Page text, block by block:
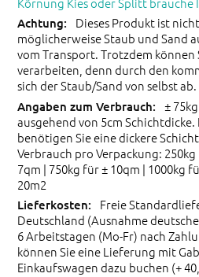
Dieses Produkt ist
möglicherweise Staub und Sand
vom Transport. Trotzdem können
verarbeiten, denn durch den
sich der Staub/Sand von selbst ab.
±
ausgehend von 5cm
benötigen Sie eine dickere
Verbrauch pro Verpackung:
7qm | 750kg für ± 10qm | 1000kg
20m2
Freie
Deutschland (Ausnahme
6 Arbeitstagen (Mo-Fr) nach
können Sie eine Lieferung mit
Einkaufswagen dazu buchen (+